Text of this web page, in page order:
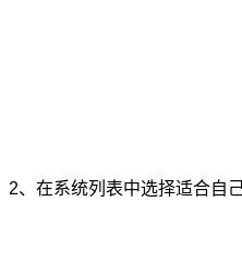
2、在系统列表中选择适合自